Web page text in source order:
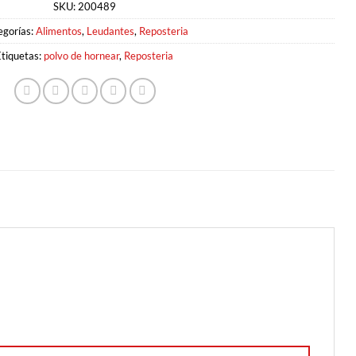
SKU: 200489
Alimentos, Leudantes, Reposteria
polvo de hornear, Reposteria